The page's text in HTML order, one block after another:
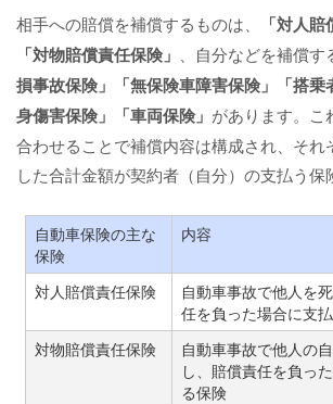
相手への賠償を補償するものは、 「対人賠
「対物賠償責任保険」 、自分などを補償す
損事故保険」「無保険車障害保険」「搭乗
身傷害保険」「車両保険」 があります。こ
合わせることで補償内容は構成され、それ
した合計金額が契約者（自分）の支払う保
自動車保険の主な
保険
内容
対人賠償責任保険
自動車事故で他人を
任を負った場合に支
対物賠償責任保険
自動車事故で他人の
し、賠償責任を負っ
る保険